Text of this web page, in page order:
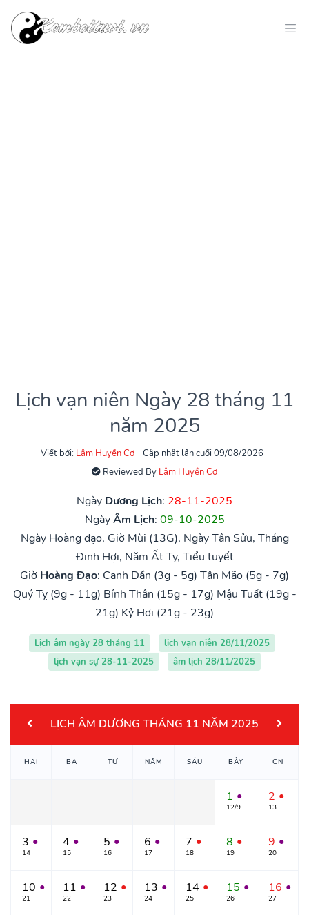
Lịch vạn niên Ngày 28 tháng 11
năm 2025
Viết bởi: Lâm Huyền Cơ
Cập nhật lần cuối 09/08/2026
Reviewed By Lâm Huyền Cơ
Ngày Dương Lịch: 28-11-2025
NgàyÂm Lịch: 09-10-2025
Ngày Hoàng đạo, Giờ Mùi (13G), Ngày Tân Sửu, Tháng
Đinh Hợi, Năm Ất Tỵ, Tiểu tuyết
Giờ Hoàng Đạo: Canh Dần (3g - 5g) Tân Mão (5g - 7g)
Quý Tỵ (9g - 11g) Bính Thân (15g - 17g) Mậu Tuất (19g -
21g) Kỷ Hợi (21g - 23g)
Lịch âm ngày 28 tháng 11
lịch vạn niên 28/11/2025
lịch vạn sự 28-11-2025
âm lịch 28/11/2025
LỊCH ÂM DƯƠNG THÁNG 11 NĂM 2025
HAI BA TƯ NĂM SÁU BẢY CN
1 ●
12/9
2 ●
13
3 ●
14
4 ●
15
5 ●
16
6 ●
17
7 ●
18
8 ●
19
9 ●
20
10 ●
21
11 ●
22
12 ●
23
13 ●
24
14 ●
25
15 ●
26
16 ●
27